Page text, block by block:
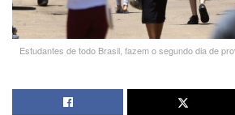
Estudantes de todo Brasil, fazem o segundo dia de